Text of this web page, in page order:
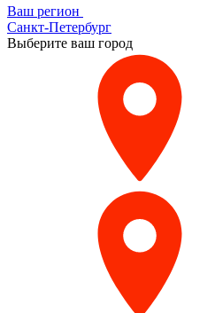
Ваш регион
Санкт-Петербург
Выберите ваш город